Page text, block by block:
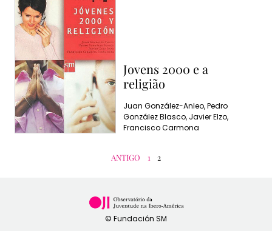
Jovens 2000 e a
religião
Juan González-Anleo, Pedro
González Blasco, Javier Elzo,
Francisco Carmona
ANTIGO 1 2